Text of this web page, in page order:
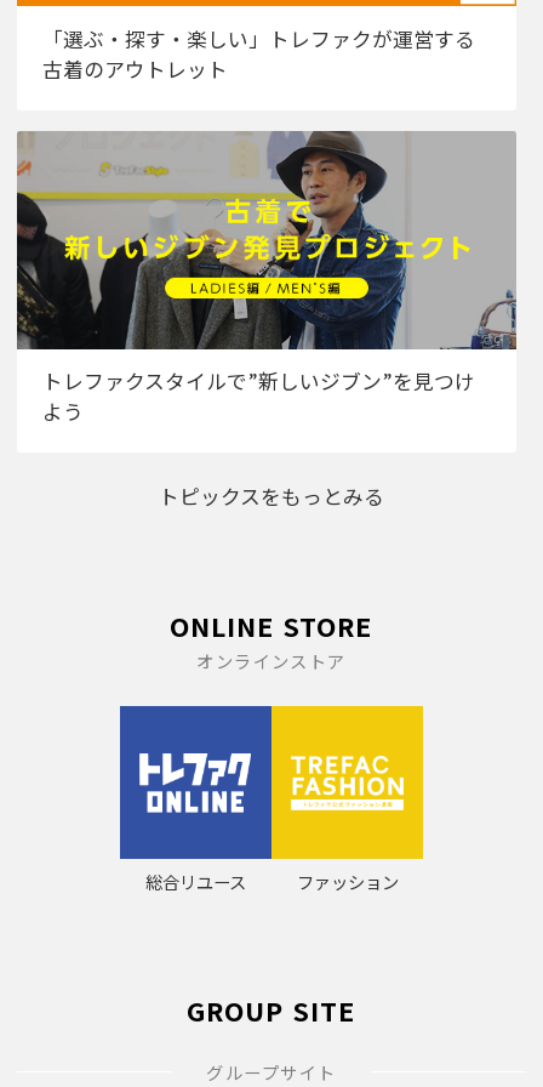
「選ぶ・探す・楽しい」トレファクが運営する
古着のアウトレット
トレファクスタイルで”新しいジブン”を見つけ
よう
トピックスをもっとみる
ONLINE STORE
オンラインストア
総合リユース ファッション
GROUP SITE
グループサイト